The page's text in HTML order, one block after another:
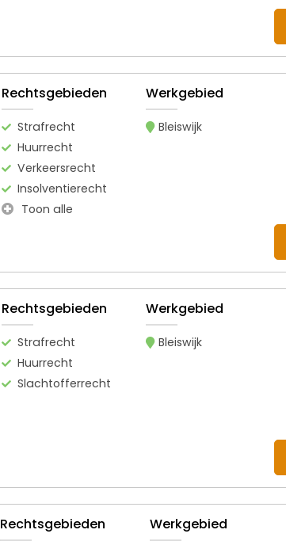
Rechtsgebieden
Strafrecht
Huurrecht
Verkeersrecht
Insolventierecht
Toon alle
Werkgebied
Bleiswijk
Rechtsgebieden
Strafrecht
Huurrecht
Slachtofferrecht
Werkgebied
Bleiswijk
Rechtsgebieden Werkgebied